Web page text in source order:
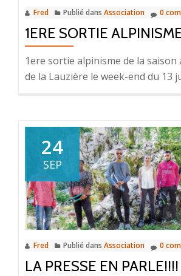
Fred Publié dans Association 0
1ERE SORTIE
1ere sortie alpinisme de la saison
de la Lauzière le week-end du 13
24
SEP
Fred Publié dans Association 0
LA PRESSE EN PARLE!!!!